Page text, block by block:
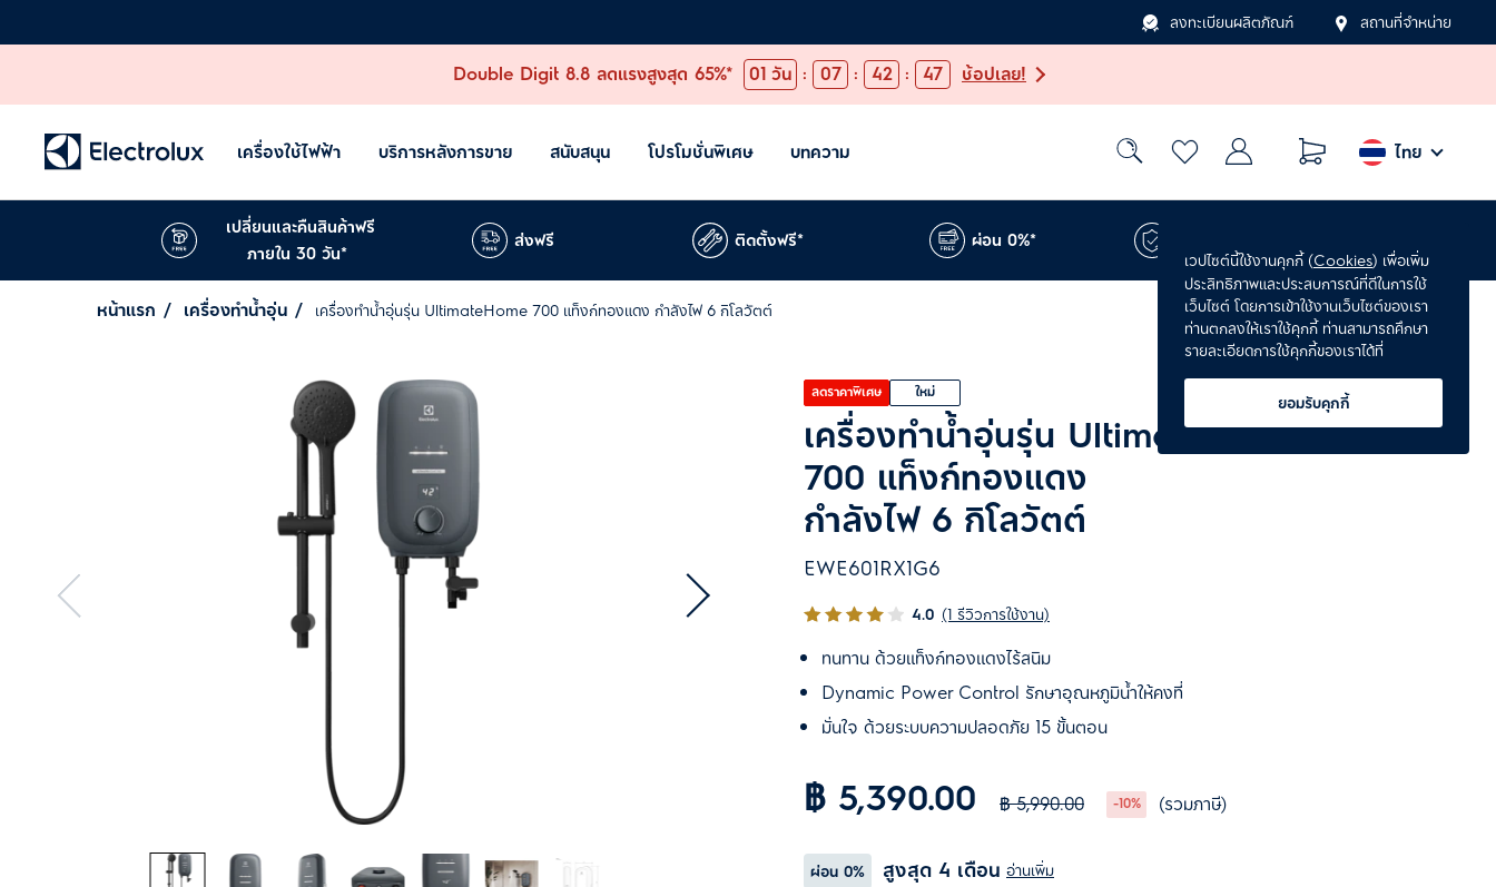
ลงทะเบียนผลิตภัณฑ์ สถานที่จำหน่าย
Double Digit 8.8 ลดแรงสูงสุด 65%* 01 วัน : 07 : 42 : 46 ช้อปเลย!
เครื่องใช้ไฟฟ้า บริการหลังการขาย สนับสนุน โปรโมชั่นพิเศษ บทความ ไทย
เปลี่ยนและคืนสินค้าฟรี
ภายใน 30 วัน*
ส่งฟรี ติดตั้งฟรี* ผ่อน 0%*
หน้าแรก เครื่องทำน้ำอุ่น เครื่องทำน้ำอุ่นรุ่น UltimateHome 700 แท็งก์ทองแดง กำลังไฟ 6 กิโลวัตต์
ลดราคาพิเศษ ใหม่
เครื่องทำน้ำอุ่นรุ่น UltimateHome
700 แท็งก์ทองแดง
กำลังไฟ 6 กิโลวัตต์
EWE601RX1G6
4.0 (1 รีวิวการใช้งาน)
ทนทาน ด้วยแท็งก์ทองแดงไร้สนิม
Dynamic Power Control รักษาอุณหภูมิน้ำให้คงที่
มั่นใจ ด้วยระบบความปลอดภัย 15 ขั้นตอน
฿ 5,390.00 ฿ 5,990.00 -10% (รวมภาษี)
ผ่อน 0% สูงสุด 4 เดือน อ่านเพิ่ม
เวปไซต์นี้ใช้งานคุกกี้ (Cookies) เพื่อเพิ่ม
ประสิทธิภาพและประสบการณ์ที่ดีในการใช้
เว็บไซต์ โดยการเข้าใช้งานเว็บไซต์ของเรา
ท่านตกลงให้เราใช้คุกกี้ ท่านสามารถศึกษา
รายละเอียดการใช้คุกกี้ของเราได้ที่
ยอมรับคุกกี้